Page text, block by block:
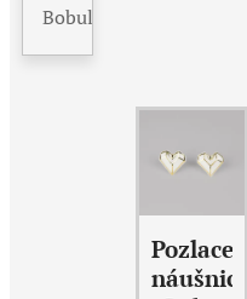
Bobule
Pozlacené
náušnice